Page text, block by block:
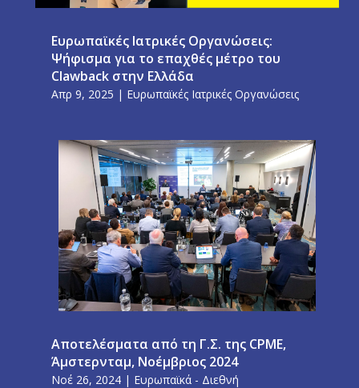
Ευρωπαϊκές Ιατρικές Οργανώσεις:
Ψήφισμα για το επαχθές μέτρο του
Clawback στην Ελλάδα
Απρ 9, 2025 | Ευρωπαϊκές Ιατρικές Οργανώσεις
Αποτελέσματα από τη Γ.Σ. της CPME,
Άμστερνταμ, Νοέμβριος 2024
Νοέ 26, 2024| Ευρωπαϊκά - Διεθνή